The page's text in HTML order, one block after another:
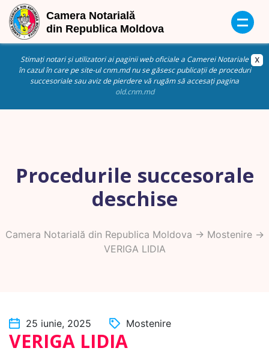
Stimați notari și utilizatori ai paginii web oficiale a Camerei Notariale
în cazul în care pe site-ul cnm.md nu se găsesc publicații de proceduri
succesoriale sau aviz de pierdere vă rugăm să accesați pagina
old.cnm.md
Procedurile succesorale
deschise
Camera Notarială din Republica Moldova -> Mostenire->
VERIGA LIDIA
25 iunie, 2025 Mostenire
VERIGA LIDIA